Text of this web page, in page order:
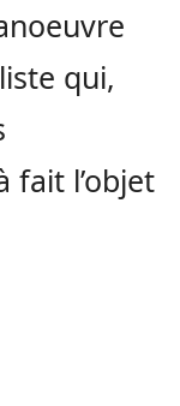
qui,
fait l’objet